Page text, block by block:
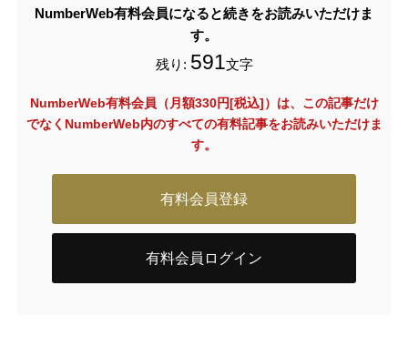
NumberWeb有料会員になると続きをお読みいただけま
す。
残り: 591文字
NumberWeb有料会員（月額330円[税込]）は、この記事だけ
でなく NumberWeb内のすべての有料記事をお読みいただけま
す。
有料会員登録
有料会員ログイン